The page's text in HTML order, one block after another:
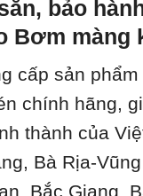
bảo
Bơm màng
cấp sản
chính hãng,
thành của
Bà Rịa-
Bắc Giang,